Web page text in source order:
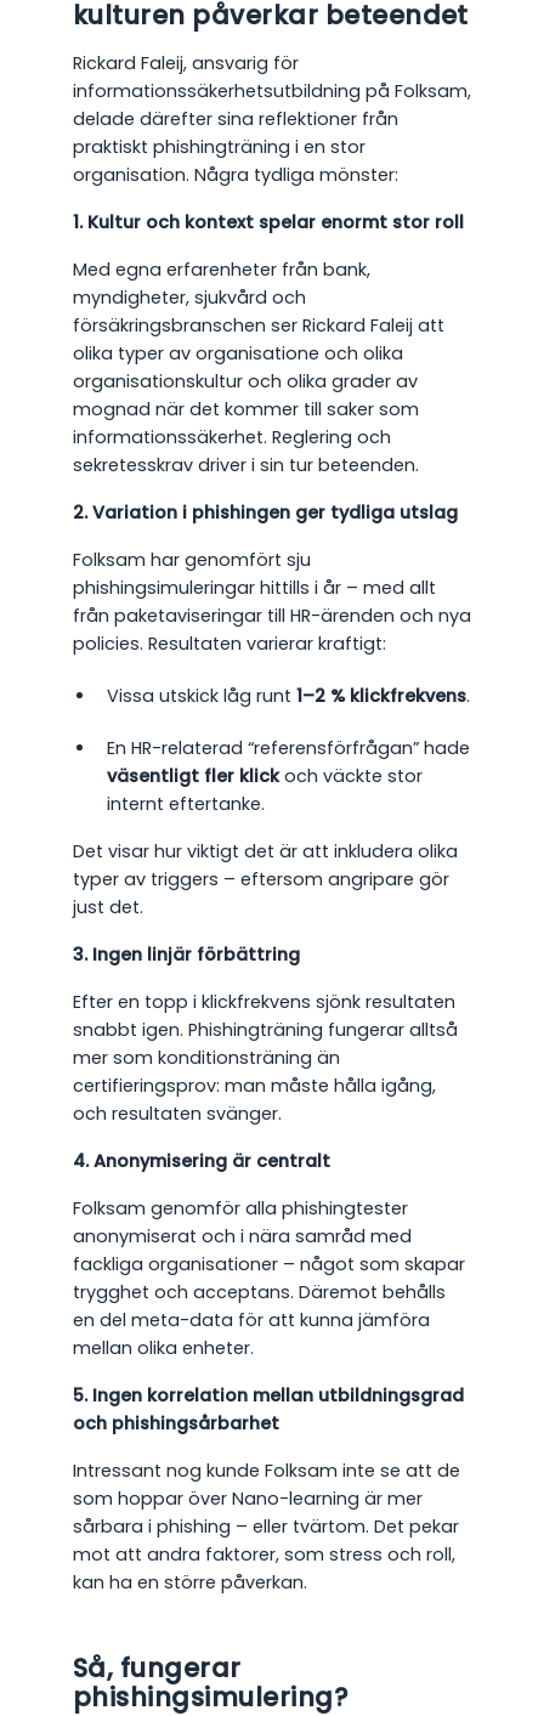
kulturen påverkar beteendet
Rickard Faleij, ansvarig för
informationssäkerhetsutbildning på Folksam,
delade därefter sina reflektioner från
praktiskt phishingträning i en stor
organisation. Några tydliga mönster:
1. Kultur och kontext spelar enormt stor roll
Med egna erfarenheter från bank,
myndigheter, sjukvård och
försäkringsbranschen ser Rickard Faleij att
olika typer av organisatione och olika
organisationskultur och olika grader av
mognad när det kommer till saker som
informationssäkerhet. Reglering och
sekretesskrav driver i sin tur beteenden.
2. Variation i phishingen ger tydliga utslag
Folksam har genomfört sju
phishingsimuleringar hittills i år – med allt
från paketaviseringar till HR-ärenden och nya
policies. Resultaten varierar kraftigt:
Vissa utskick låg runt 1–2 % klickfrekvens.
En HR-relaterad “referensförfrågan” hade
väsentligt fler klickoch väckte stor
internt eftertanke.
Det visar hur viktigt det är att inkludera olika
typer av triggers – eftersom angripare gör
just det.
3. Ingen linjär förbättring
Efter en topp i klickfrekvens sjönk resultaten
snabbt igen. Phishingträning fungerar alltså
mer som konditionsträning än
certifieringsprov: man måste hålla igång,
och resultaten svänger.
4. Anonymisering är centralt
Folksam genomför alla phishingtester
anonymiserat och i nära samråd med
fackliga organisationer – något som skapar
trygghet och acceptans. Däremot behålls
en del meta-data för att kunna jämföra
mellan olika enheter.
5. Ingen korrelation mellan utbildningsgrad
och phishingsårbarhet
Intressant nog kunde Folksam inte se att de
som hoppar över Nano-learning är mer
sårbara i phishing – eller tvärtom. Det pekar
mot att andra faktorer, som stress och roll,
kan ha en större påverkan.
Så, fungerar
phishingsimulering?